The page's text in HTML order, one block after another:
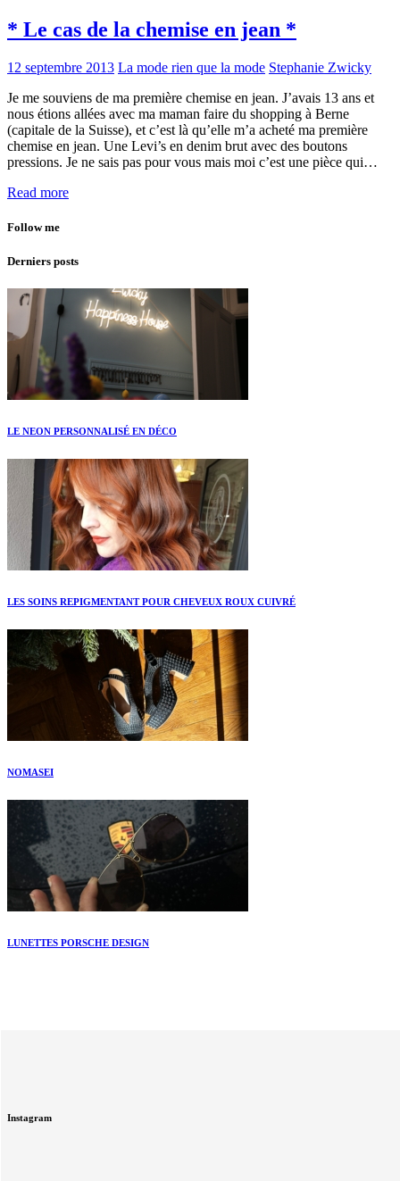
* Le cas de la chemise en jean *
12 septembre 2013 La mode rien que la mode Stephanie Zwicky
Je me souviens de ma première chemise en jean. J’avais 13 ans et
nous étions allées avec ma maman faire du shopping à Berne
(capitale de la Suisse), et c’est là qu’elle m’a acheté ma première
chemise en jean. Une Levi’s en denim brut avec des boutons
pressions. Je ne sais pas pour vous mais moi c’est une pièce qui…
Read more
Follow me
Derniers posts
LE NEON PERSONNALISÉ EN DÉCO
LES SOINS REPIGMENTANT POUR CHEVEUX ROUX CUIVRÉ
NOMASEI
LUNETTES PORSCHE DESIGN
Instagram